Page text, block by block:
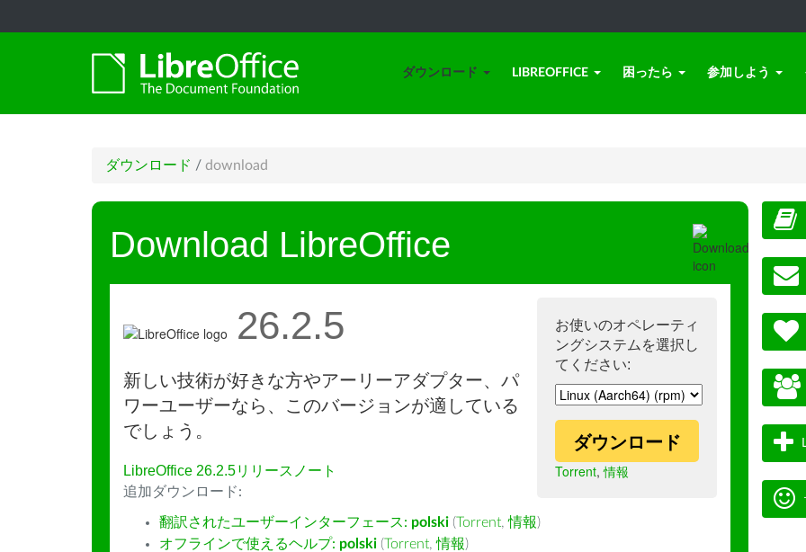
ダウンロード LIBREOFFICE 困ったら 参加しよう
ダウンロード / download
Download LibreOffice
お使いのオペレーティ
ングシステムを選択し
てください:
ダウンロード
Torrent,情報
26.2.5
新しい技術が好きな方やアーリーアダプター、パ
ワーユーザーなら、このバージョンが適している
でしょう。
LibreOffice 26.2.5リリースノート
追加ダウンロード:
翻訳されたユーザーインターフェース: polski (Torrent,情報)
オフラインで使えるヘルプ: polski (Torrent,情報)